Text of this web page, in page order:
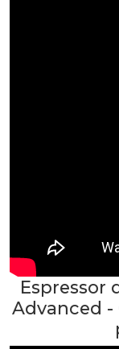
Espressor
Advanced -